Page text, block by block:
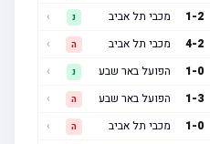
1 מכבי תל אביב
4 מכבי תל אביב
1 הפועל באר שבע
1 הפועל באר שבע
1 מכבי תל אביב